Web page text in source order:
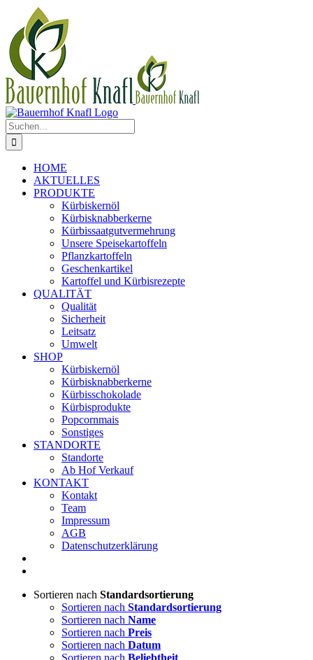
Inhalt
springen
Suche
nach:
HOME
AKTUELLES
PRODUKTE
Kürbiskernöl
Kürbisknabberkerne
Kürbissaatgutvermehrung
Unsere Speisekartoffeln
Pflanzkartoffeln
Geschenkartikel
Kartoffel und Kürbisrezepte
QUALITÄT
Qualität
Sicherheit
Leitsatz
Umwelt
SHOP
Kürbiskernöl
Kürbisknabberkerne
Kürbisschokolade
Kürbisprodukte
Popcornmais
Sonstiges
STANDORTE
Standorte
Ab Hof Verkauf
KONTAKT
Kontakt
Team
Impressum
AGB
Datenschutzerklärung
Sortieren nach Standardsortierung
Sortieren nach Standardsortierung
Sortieren nach Name
Sortieren nach Preis
Sortieren nach Datum
Sortieren nach Beliebtheit